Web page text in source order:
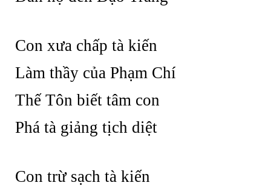
Con xưa chấp tà kiến
Làm thầy của Phạm Chí
Thế Tôn biết tâm con
Phá tà giảng tịch diệt
Con trừ sạch tà kiến